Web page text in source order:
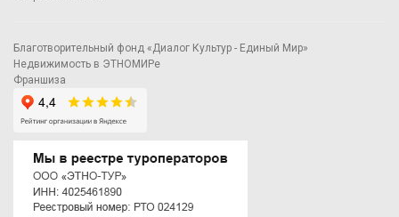
Благотворительный фонд «Диалог Культур - Единый Мир»
Недвижимость в ЭТНОМИРе
Франшиза